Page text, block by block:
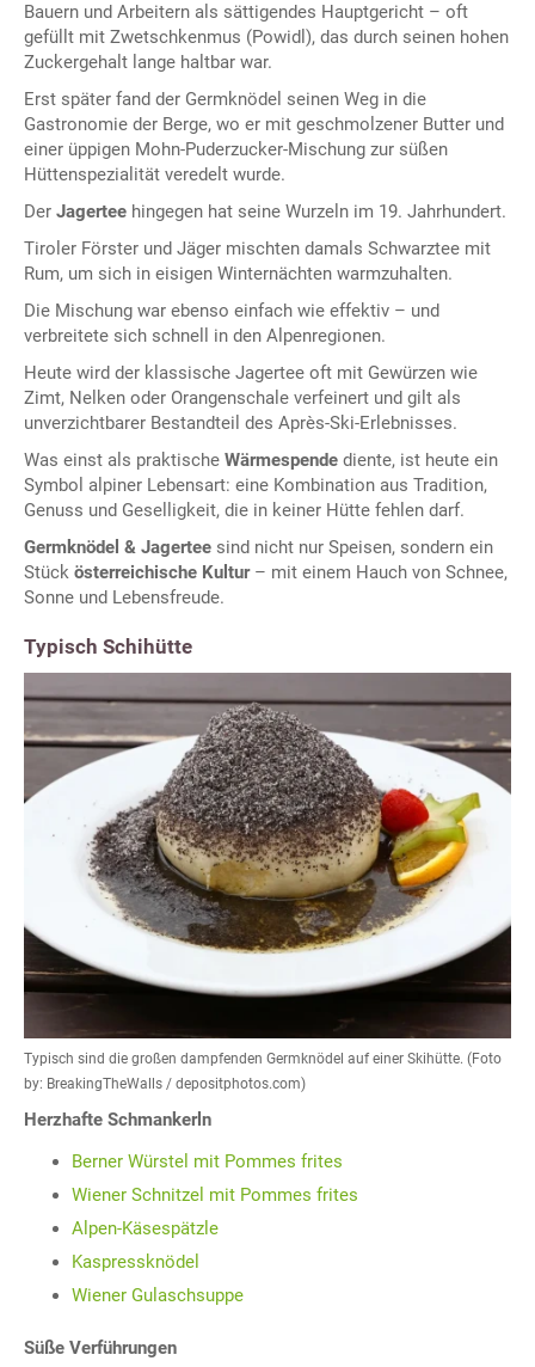
Bauern und Arbeitern als sättigendes Hauptgericht – oft
gefüllt mit Zwetschkenmus (Powidl), das durch seinen hohen
Zuckergehalt lange haltbar war.
Erst später fand der Germknödel seinen Weg in die
Gastronomie der Berge, wo er mit geschmolzener Butter und
einer üppigen Mohn-Puderzucker-Mischung zur süßen
Hüttenspezialität veredelt wurde.
Der Jagertee hingegen hat seine Wurzeln im 19. Jahrhundert.
Tiroler Förster und Jäger mischten damals Schwarztee mit
Rum, um sich in eisigen Winternächten warmzuhalten.
Die Mischung war ebenso einfach wie effektiv – und
verbreitete sich schnell in den Alpenregionen.
Heute wird der klassische Jagertee oft mit Gewürzen wie
Zimt, Nelken oder Orangenschale verfeinert und gilt als
unverzichtbarer Bestandteil des Après-Ski-Erlebnisses.
Was einst als praktische Wärmespende diente, ist heute ein
Symbol alpiner Lebensart: eine Kombination aus Tradition,
Genuss und Geselligkeit, die in keiner Hütte fehlen darf.
Germknödel & Jagertee sind nicht nur Speisen, sondern ein
Stück österreichische Kultur – mit einem Hauch von Schnee,
Sonne und Lebensfreude.
Typisch Schihütte
Typisch sind die großen dampfenden Germknödel auf einer Skihütte. (Foto
by: BreakingTheWalls / depositphotos.com)
Herzhafte Schmankerln
Berner Würstel mit Pommes frites
Wiener Schnitzel mit Pommes frites
Alpen-Käsespätzle
Kaspressknödel
Wiener Gulaschsuppe
Süße Verführungen